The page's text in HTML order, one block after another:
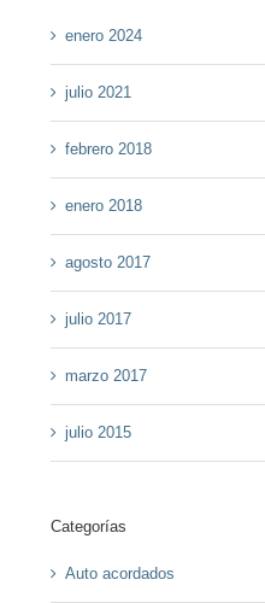
enero 2024
julio 2021
febrero 2018
enero 2018
agosto 2017
julio 2017
marzo 2017
julio 2015
Categorías
Auto acordados